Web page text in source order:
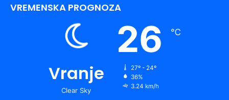
VREMENSKA PROGNOZA
Vranje
Clear Sky
26 ℃
27º - 24º
36%
3.24 km/h